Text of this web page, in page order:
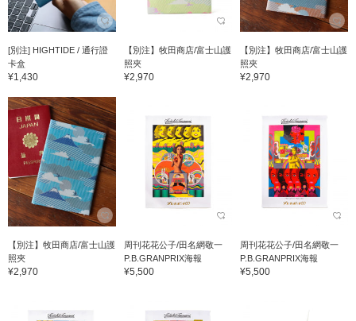
[別注] HIGHTIDE / 通行證
卡盒
¥1,430
【別注】牧田商店/富士山護
照夾
¥2,970
【別注】牧田商店/富士山護
照夾
¥2,970
【別注】牧田商店/富士山護
照夾
¥2,970
周刊花花公子/田名網敬一
P.B.GRANPRIX海報
¥5,500
周刊花花公子/田名網敬一
P.B.GRANPRIX海報
¥5,500